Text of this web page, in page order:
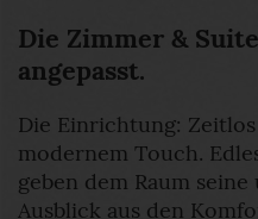
Die Zimmer &
angepasst.
Die Einrichtung:
modernem Touch.
geben dem Raum
Ausblick aus den